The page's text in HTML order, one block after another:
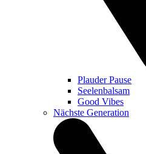
Plauder Pause
Seelenbalsam
Good Vibes
Nächste Generation